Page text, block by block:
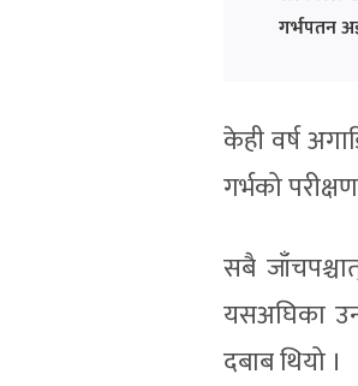
गर्भपतन
केही वर्ष
गर्भको
सबै
यसअघिका
दबाब थियो ।